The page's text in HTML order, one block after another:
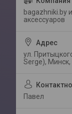
bagazhniki.by
аксессуаров
ул.
Serge), Минск,
Павел